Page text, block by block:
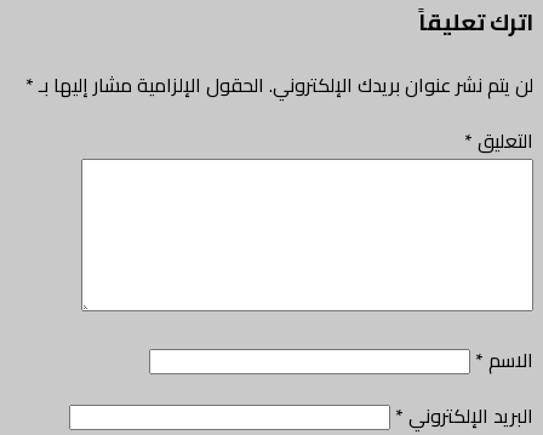
اترك تعليقاً
لن يتم نشر عنوان بريدك الإلكتروني. الحقول الإلزامية مشار إليها بـ*
التعليق*
الاسم*
البريد الإلكتروني*